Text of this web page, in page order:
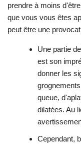
prendre à moins
que vous vous êtes
peut être une
Une partie
est son
donner les
queue,
dilatées. Au
Cependant,